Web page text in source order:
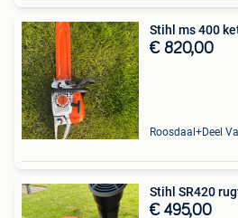
Stihl ms 400
€ 820,00
Stihl SR420
€ 495,00